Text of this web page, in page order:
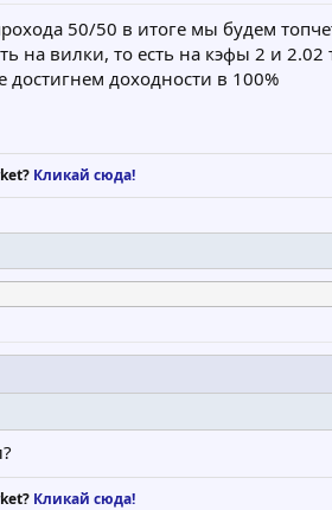
50/50 в итоге мы будем
вилки, то есть на кэфы 2 и 2.02
достигнем доходности в 100%
Кликай сюда!
Кликай сюда!